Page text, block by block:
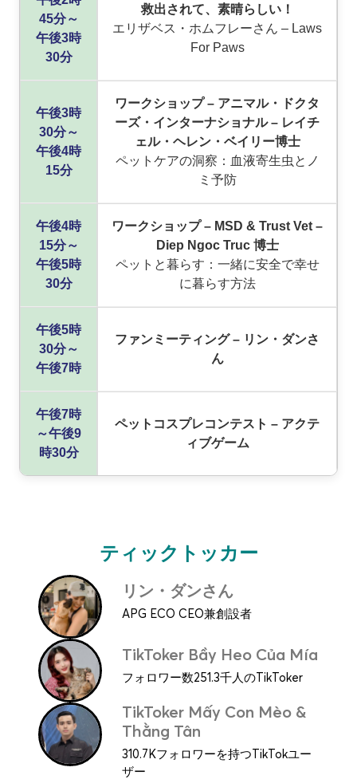
45分～
午後3時
30分
救出されて、素晴らしい！
エリザベス・ホムフレーさん – Laws
For Paws
午後3時
30分～
午後4時
15分
ワークショップ – アニマル・ドクタ
ーズ・インターナショナル – レイチ
ェル・ヘレン・ベイリー博士
ペットケアの洞察：血液寄生虫とノ
ミ予防
午後4時
15分～
午後5時
30分
ワークショップ – MSD & Trust Vet –
Diep Ngoc Truc 博士
ペットと暮らす：一緒に安全で幸せ
に暮らす方法
午後5時
30分～
午後7時
ファンミーティング – リン・ダンさ
ん
午後7時
～午後9
時30分
ペットコスプレコンテスト – アクテ
ィブゲーム
ティックトッカー
リン・ダンさん
APG ECO CEO兼創設者
TikToker Bầy Heo Của Mía
フォロワー数251.3千人のTikToker
TikToker Mấy Con Mèo &
Thằng Tân
310.7Kフォロワーを持つTikTokユー
ザー